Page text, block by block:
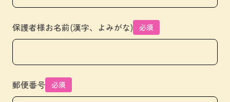
保護者様お名前(漢字、よみがな) 必須
郵便番号 必須